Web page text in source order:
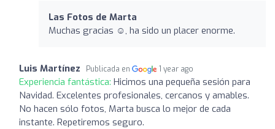
Las Fotos de Marta
Muchas gracias ☺️, ha sido un placer enorme.
Luis Martínez Publicada en 1 year ago
Experiencia fantástica: Hicimos una pequeña sesión para
Navidad. Excelentes profesionales, cercanos y amables.
No hacen sólo fotos, Marta busca lo mejor de cada
instante. Repetiremos seguro.